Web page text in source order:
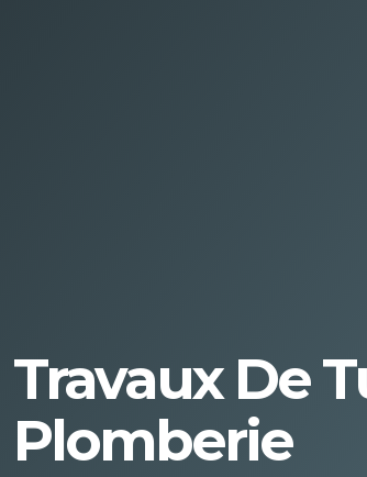
Travaux De
Plomberie